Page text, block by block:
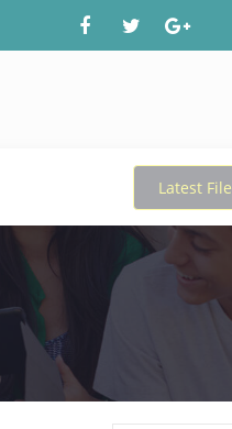
Latest File